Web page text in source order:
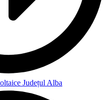
Județul Alba